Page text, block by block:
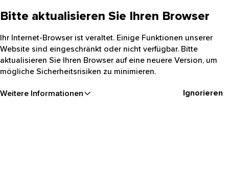
Bitte aktualisieren Sie Ihren Browser
Ihr Internet-Browser ist veraltet. Einige Funktionen unserer
Website sind eingeschränkt oder nicht verfügbar. Bitte
aktualisieren Sie Ihren Browser auf eine neuere Version, um
mögliche Sicherheitsrisiken zu minimieren.
Weitere Informationen Ignorieren